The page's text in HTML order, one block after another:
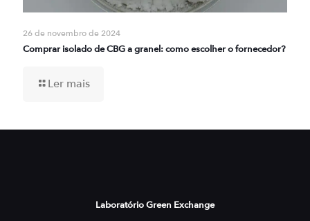
26 de novembro de 2024
Comprar isolado de CBG a granel: como escolher o fornecedor?
Ler mais
Laboratório Green Exchange